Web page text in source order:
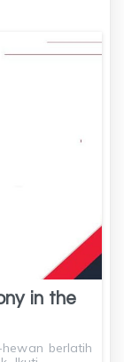
in the
berlatih